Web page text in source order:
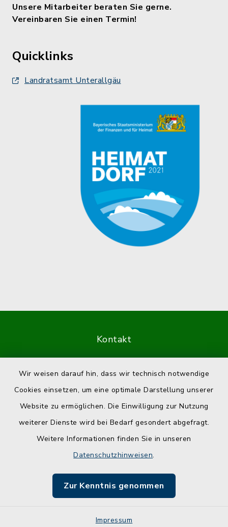
Wir weisen darauf hin, dass wir technisch notwendige
Cookies einsetzen, um eine optimale Darstellung unserer
Website zu ermöglichen. Die Einwilligung zur Nutzung
weiterer Dienste wird bei Bedarf gesondert abgefragt.
Weitere Informationen finden Sie in unseren
Datenschutzhinweisen.
Zur Kenntnis genommen
Impressum
Unsere Mitarbeiter beraten Sie gerne.
Vereinbaren Sie einen Termin!
Quicklinks
Landratsamt Unterallgäu
Kontakt
Datenschutz
Impressum
Sitemap
Cookie-Einstellungen